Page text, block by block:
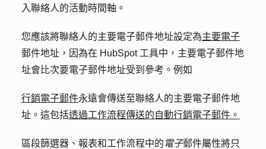
入聯絡人的活動時間軸。
您應該將聯絡人的主要電子郵件地址設定為主要電子
郵件地址，因為在 HubSpot 工具中，主要電子郵件地
址會比次要電子郵件地址受到參考。例如
行銷電子郵件永遠會傳送至聯絡人的主要電子郵件地
址 。這包括透過工作流程傳送的自動行銷電子郵件。
區段篩選器、報表和工作流程中的 電子郵件屬性將只